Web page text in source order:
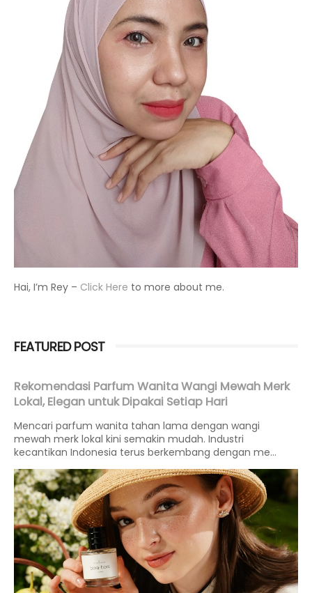
Hai, I’m Rey – Click Here to more about me.
FEATURED POST
Rekomendasi Parfum Wanita Wangi Mewah Merk
Lokal, Elegan untuk Dipakai Setiap Hari
Mencari parfum wanita tahan lama dengan wangi
mewah merk lokal kini semakin mudah. Industri
kecantikan Indonesia terus berkembang dengan me...